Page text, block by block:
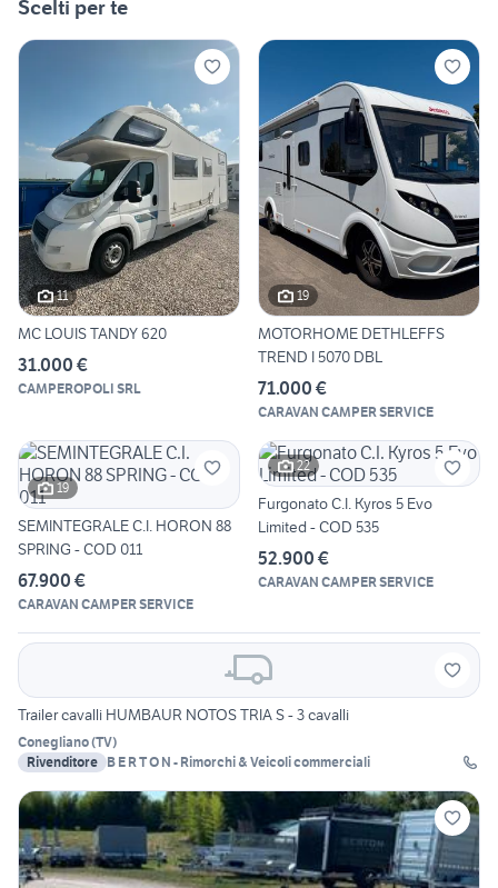
Scelti per te
11
MC LOUIS TANDY 620
31.000 €
CAMPEROPOLI SRL
19
MOTORHOME DETHLEFFS
TREND I 5070 DBL
71.000 €
CARAVAN CAMPER SERVICE
19
SEMINTEGRALE C.I. HORON 88
SPRING - COD 011
67.900 €
CARAVAN CAMPER SERVICE
22
Furgonato C.I. Kyros 5 Evo
Limited - COD 535
52.900 €
CARAVAN CAMPER SERVICE
Trailer cavalli HUMBAUR NOTOS TRIA S - 3 cavalli
Conegliano(TV)
Rivenditore B E R T O N - Rimorchi & Veicoli commerciali